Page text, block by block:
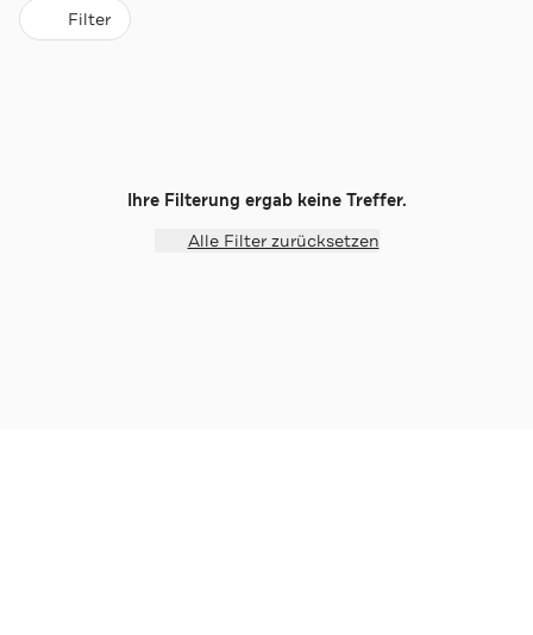
Filter
Ihre Filterung ergab keine Treffer.
Alle Filter zurücksetzen